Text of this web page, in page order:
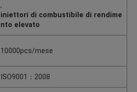
,
iniettori di combustibile di rendime
nto elevato
10000pcs/mese
ISO9001：2008